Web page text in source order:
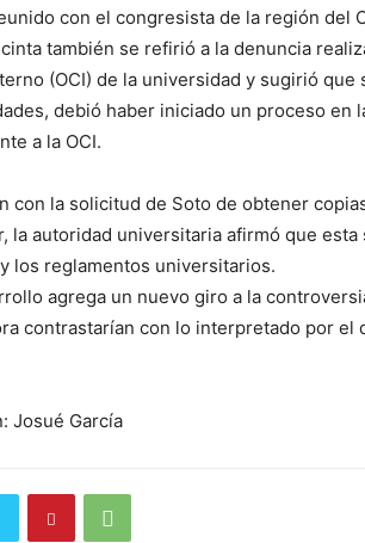
con el congresista de la región del
también se refirió a la denuncia
(OCI) de la universidad y sugirió
debió haber iniciado un proceso en
a la OCI.
con la solicitud de Soto de obtener
la autoridad universitaria afirmó que
los reglamentos universitarios.
agrega un nuevo giro a la
contrastarían con lo interpretado por el
Josué García